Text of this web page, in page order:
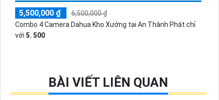
5,500,000 ₫
6,500,000 ₫
Combo 4 Camera Dahua Kho Xưởng tại An Thành Phát chỉ
với 5. 500
BÀI VIẾT LIÊN QUAN